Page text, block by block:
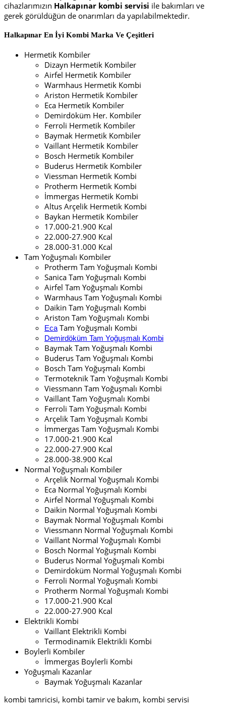
cihazlarımızın Halkapınar kombi servisi ile bakımları ve
gerek görüldüğün de onarımları da yapılabilmektedir.
Halkapınar En İyi Kombi Marka Ve Çeşitleri
Hermetik Kombiler
Dizayn Hermetik Kombiler
Airfel Hermetik Kombiler
Warmhaus Hermetik Kombi
Ariston Hermetik Kombiler
Eca Hermetik Kombiler
Demirdöküm Her. Kombiler
Ferroli Hermetik Kombiler
Baymak Hermetik Kombiler
Vaillant Hermetik Kombiler
Bosch Hermetik Kombiler
Buderus Hermetik Kombiler
Viessman Hermetik Kombi
Protherm Hermetik Kombi
İmmergas Hermetik Kombi
Altus Arçelik Hermetik Kombi
Baykan Hermetik Kombiler
17.000-21.900 Kcal
22.000-27.900 Kcal
28.000-31.000 Kcal
Tam Yoğuşmalı Kombiler
Protherm Tam Yoğuşmalı Kombi
Sanica Tam Yoğuşmalı Kombi
Airfel Tam Yoğuşmalı Kombi
Warmhaus Tam Yoğuşmalı Kombi
Daikin Tam Yoğuşmalı Kombi
Ariston Tam Yoğuşmalı Kombi
Eca Tam Yoğuşmalı Kombi
Demirdöküm Tam Yoğuşmalı Kombi
Baymak Tam Yoğuşmalı Kombi
Buderus Tam Yoğuşmalı Kombi
Bosch Tam Yoğuşmalı Kombi
Termoteknik Tam Yoğuşmalı Kombi
Viessmann Tam Yoğuşmalı Kombi
Vaillant Tam Yoğuşmalı Kombi
Ferroli Tam Yoğuşmalı Kombi
Arçelik Tam Yoğuşmalı Kombi
İmmergas Tam Yoğuşmalı Kombi
17.000-21.900 Kcal
22.000-27.900 Kcal
28.000-38.900 Kcal
Normal Yoğuşmalı Kombiler
Arçelik Normal Yoğuşmalı Kombi
Eca Normal Yoğuşmalı Kombi
Airfel Normal Yoğuşmalı Kombi
Daikin Normal Yoğuşmalı Kombi
Baymak Normal Yoğuşmalı Kombi
Viessmann Normal Yoğuşmalı Kombi
Vaillant Normal Yoğuşmalı Kombi
Bosch Normal Yoğuşmalı Kombi
Buderus Normal Yoğuşmalı Kombi
Demirdöküm Normal Yoğuşmalı Kombi
Ferroli Normal Yoğuşmalı Kombi
Protherm Normal Yoğuşmalı Kombi
17.000-21.900 Kcal
22.000-27.900 Kcal
Elektrikli Kombi
Vaillant Elektrikli Kombi
Termodinamik Elektrikli Kombi
Boylerli Kombiler
İmmergas Boylerli Kombi
Yoğuşmalı Kazanlar
Baymak Yoğuşmalı Kazanlar
kombi tamricisi, kombi tamir ve bakım, kombi servisi